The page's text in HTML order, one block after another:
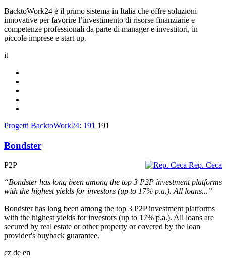
BacktoWork24 è il primo sistema in Italia che offre soluzioni
innovative per favorire l’investimento di risorse finanziarie e
competenze professionali da parte di manager e investitori, in
piccole imprese e start up.
it
Progetti BacktoWork24: 191 191
Bondster
Rep. Ceca
P2P
“Bondster has long been among the top 3 P2P investment platforms
with the highest yields for investors (up to 17% p.a.). All loans...”
Bondster has long been among the top 3 P2P investment platforms
with the highest yields for investors (up to 17% p.a.). All loans are
secured by real estate or other property or covered by the loan
provider's buyback guarantee.
cz de en